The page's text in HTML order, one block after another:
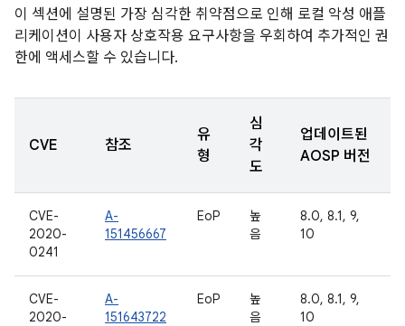
이 섹션에 설명된 가장 심각한 취약점으로 인해 로컬 악성 애플
리케이션이 사용자 상호작용 요구사항을 우회하여 추가적인 권
한에 액세스할 수 있습니다.
CVE 참조
유
형
심
각
도
업데이트된
AOSP 버전
CVE-
2020-
0241
A-
151456667
EoP
높
음
8.0, 8.1, 9,
10
CVE-
2020-
A-
151643722
EoP
높
음
8.0, 8.1, 9,
10